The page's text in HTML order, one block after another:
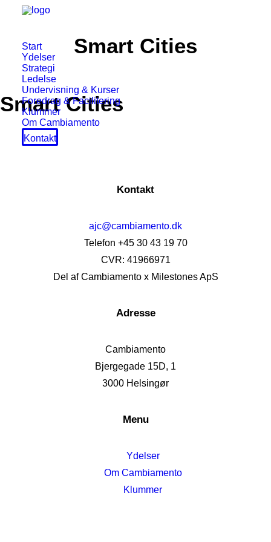
Start
Ydelser
Strategi
Ledelse
Undervisning & Kurser
Foredrag & Facilitering
Klummer
Om Cambiamento
Kontakt
Smart Cities
Smart Cities
Kontakt
ajc@cambiamento.dk
Telefon +45 30 43 19 70
CVR: 41966971
Del af Cambiamento x Milestones ApS
Adresse
Cambiamento
Bjergegade 15D, 1
3000 Helsingør
Menu
Ydelser
Om Cambiamento
Klummer